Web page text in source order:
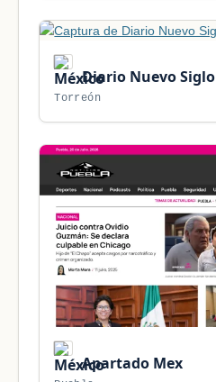
Diario Nuevo Siglo
Torreón
Apartado Mex